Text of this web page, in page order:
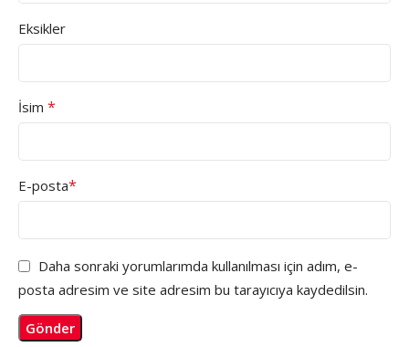
Eksikler
İsim *
E-posta*
Daha sonraki yorumlarımda kullanılması için adım, e-
posta adresim ve site adresim bu tarayıcıya kaydedilsin.